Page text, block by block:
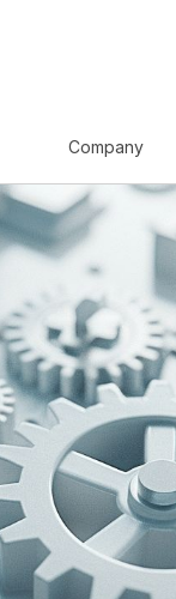
Company